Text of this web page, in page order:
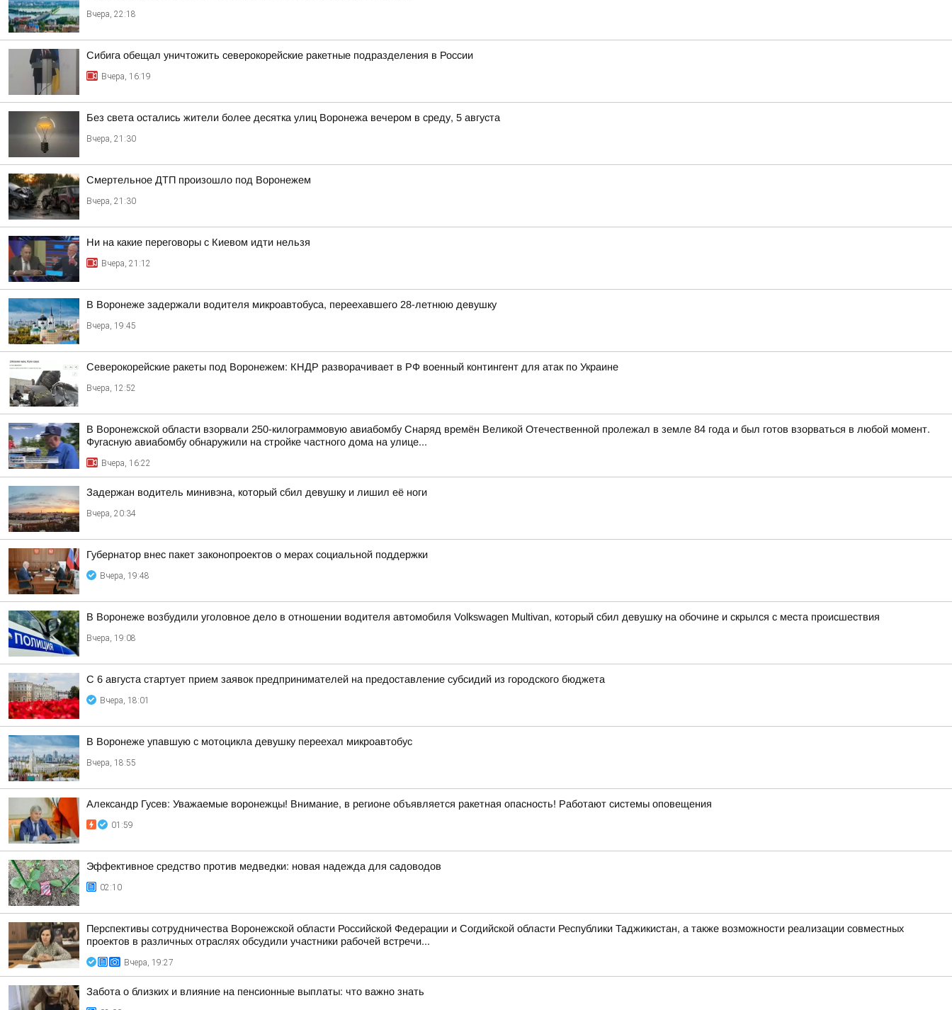
Вчера, 22:18
Сибига обещал уничтожить северокорейские ракетные подразделения в России
Вчера, 16:19
Без света остались жители более десятка улиц Воронежа вечером в среду, 5 августа
Вчера, 21:30
Смертельное ДТП произошло под Воронежем
Вчера, 21:30
Ни на какие переговоры с Киевом идти нельзя
Вчера, 21:12
В Воронеже задержали водителя микроавтобуса, переехавшего 28-летнюю девушку
Вчера, 19:45
Северокорейские ракеты под Воронежем: КНДР разворачивает в РФ военный контингент для атак по Украине
Вчера, 12:52
В Воронежской области взорвали 250-килограммовую авиабомбу Снаряд времён Великой Отечественной пролежал в земле 84 года и был готов взорваться в любой момент.
Фугасную авиабомбу обнаружили на стройке частного дома на улице...
Вчера, 16:22
Задержан водитель минивэна, который сбил девушку и лишил её ноги
Вчера, 20:34
Губернатор внес пакет законопроектов о мерах социальной поддержки
Вчера, 19:48
В Воронеже возбудили уголовное дело в отношении водителя автомобиля Volkswagen Multivan, который сбил девушку на обочине и скрылся с места происшествия
Вчера, 19:08
С 6 августа стартует прием заявок предпринимателей на предоставление субсидий из городского бюджета
Вчера, 18:01
В Воронеже упавшую с мотоцикла девушку переехал микроавтобус
Вчера, 18:55
Александр Гусев: Уважаемые воронежцы! Внимание, в регионе объявляется ракетная опасность! Работают системы оповещения
01:59
Эффективное средство против медведки: новая надежда для садоводов
02:10
Перспективы сотрудничества Воронежской области Российской Федерации и Согдийской области Республики Таджикистан, а также возможности реализации совместных
проектов в различных отраслях обсудили участники рабочей встречи...
Вчера, 19:27
Забота о близких и влияние на пенсионные выплаты: что важно знать